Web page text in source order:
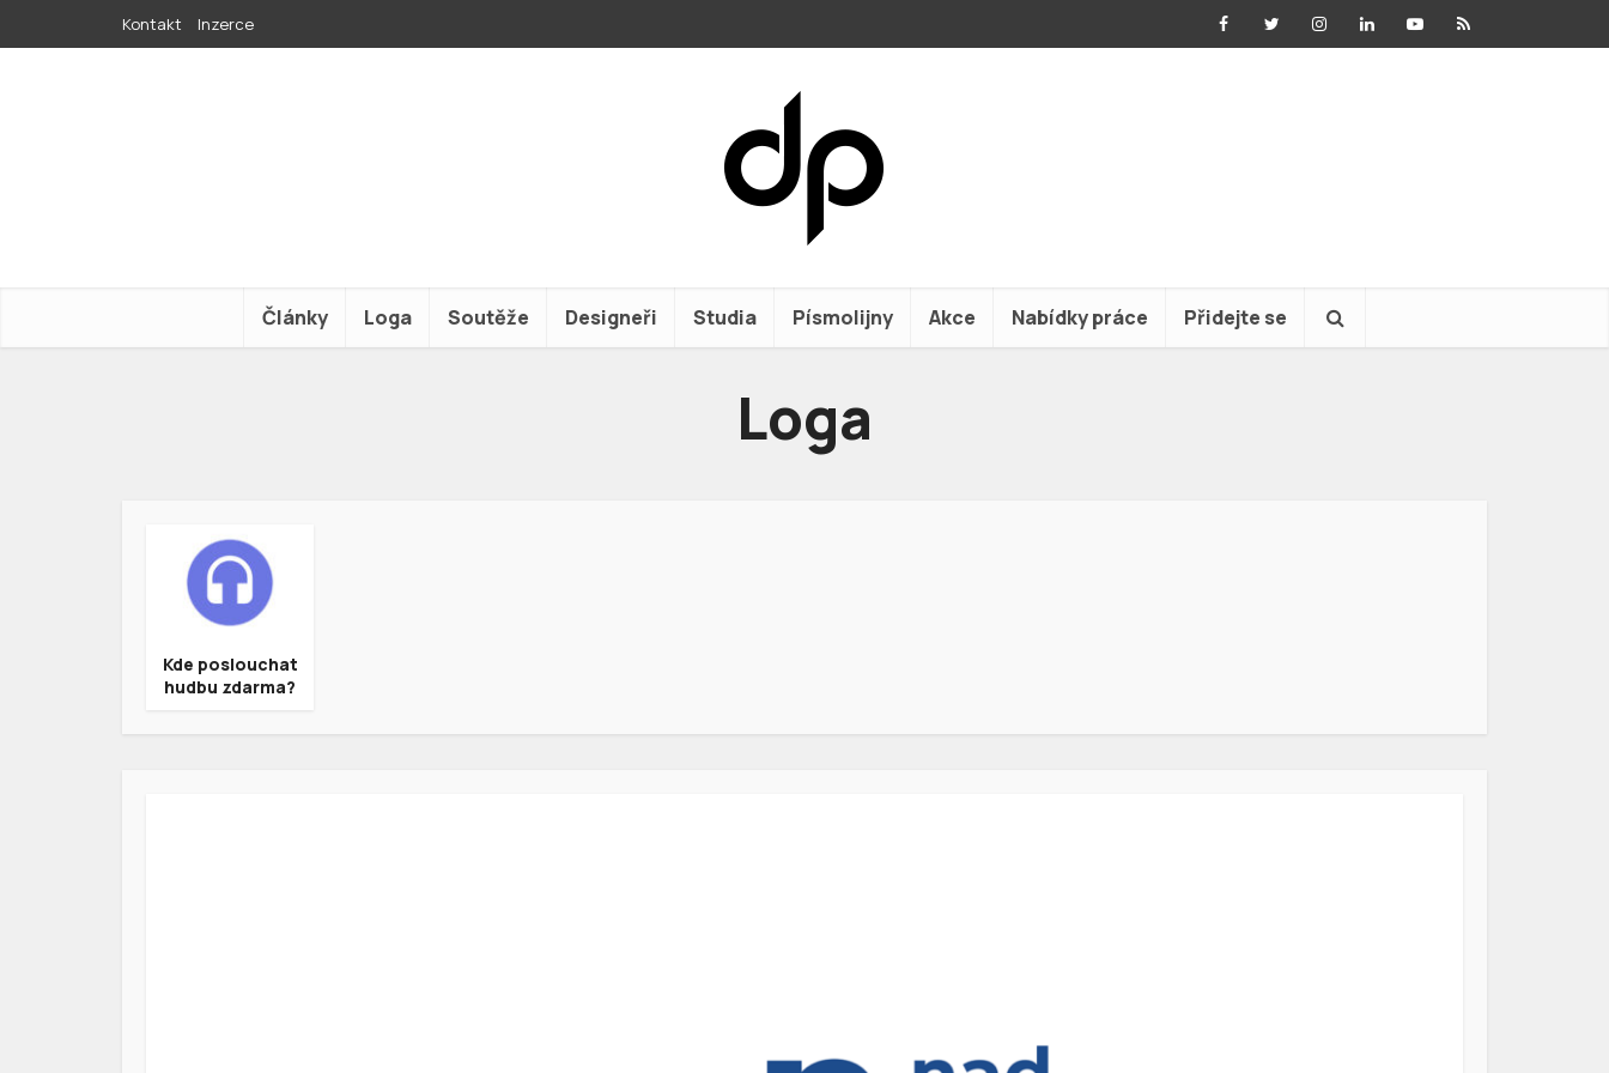
Kontakt Inzerce
Články Loga Soutěže Designeři Studia Písmolijny Akce Nabídky práce Přidejte se
Loga
Kde poslouchat
hudbu zdarma?